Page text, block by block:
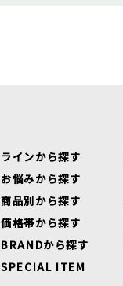
ラインから探す
お悩みから探す
商品別から探す
価格帯から探す
BRANDから探す
SPECIAL ITEM